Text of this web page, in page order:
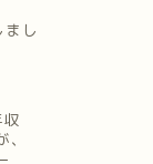
し